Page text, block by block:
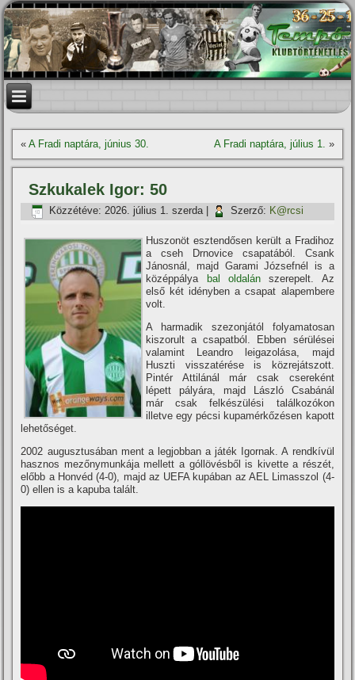
«A Fradi naptára, június 30. A Fradi naptára, július 1. »
Szkukalek Igor: 50
Közzétéve: 2026. július 1. szerda| Szerző: K@rcsi
Huszonöt esztendősen került a Fradihoz
a cseh Drnovice csapatából. Csank
Jánosnál, majd Garami Józsefnél is a
középpálya
bal oldalánszerepelt. Az
első két idényben a csapat alapembere
volt.
A harmadik szezonjától folyamatosan
kiszorult a csapatból. Ebben sérülései
valamint Leandro leigazolása, majd
Huszti visszatérése is közrejátszott.
Pintér Attilánál már csak csereként
lépett pályára, majd László Csabánál
már csak felkészülési találkozókon
illetve egy pécsi kupamérkőzésen kapott
lehetőséget.
2002 augusztusában ment a legjobban a játék Igornak. A rendkí­vül
hasznos mezőnymunkája mellett a góllövésből is kivette a részét,
előbb a Honvéd (4-0), majd az UEFA kupában az AEL Limasszol (4-
0) ellen is a kapuba talált.